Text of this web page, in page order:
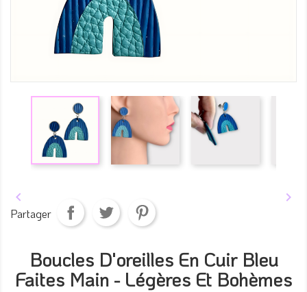
 
Partager
Boucles D'oreilles En Cuir Bleu
Faites Main - Légères Et Bohèmes